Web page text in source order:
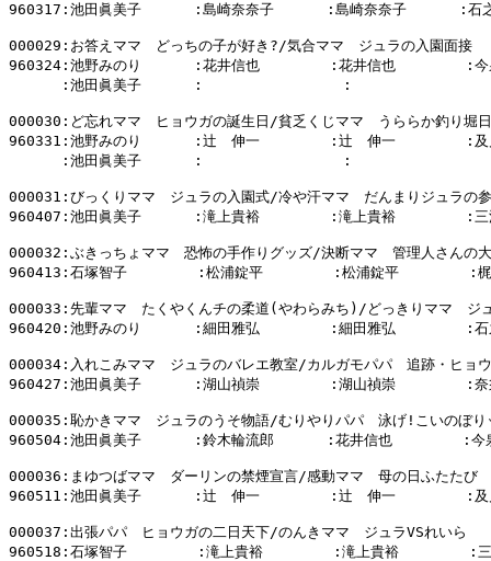
960317:池田眞美子      :島崎奈奈子      :島崎奈奈子      :石
000029:お答えママ　どっちの子が好き?/気合ママ　ジュラの入園面接
960324:池野みのり      :花井信也        :花井信也        :今
:池田眞美子      :                :
000030:ど忘れママ　ヒョウガの誕生日/貧乏くじママ　うららか釣り堀
960331:池野みのり      :辻　伸一        :辻　伸一        :及
:池田眞美子      :                :
000031:びっくりママ　ジュラの入園式/冷や汗ママ　だんまりジュラの
960407:池田眞美子      :滝上貴裕        :滝上貴裕        :三
000032:ぶきっちょママ　恐怖の手作りグッズ/決断ママ　管理人さんの
960413:石塚智子        :松浦錠平        :松浦錠平        :梶
000033:先輩ママ　たくやくんチの柔道(やわらみち)/どっきりママ　ジ
960420:池野みのり      :細田雅弘        :細田雅弘        :石
000034:入れこみママ　ジュラのバレエ教室/カルガモパパ　追跡・ヒョ
960427:池田眞美子      :湖山禎崇        :湖山禎崇        :奈
000035:恥かきママ　ジュラのうそ物語/むりやりパパ　泳げ!こいのぼり
960504:池田眞美子      :鈴木輪流郎      :花井信也        :今
000036:まゆつばママ　ダーリンの禁煙宣言/感動ママ　母の日ふたたび
960511:池田眞美子      :辻　伸一        :辻　伸一        :及
000037:出張パパ　ヒョウガの二日天下/のんきママ　ジュラVSれいら
960518:石塚智子        :滝上貴裕        :滝上貴裕        :三